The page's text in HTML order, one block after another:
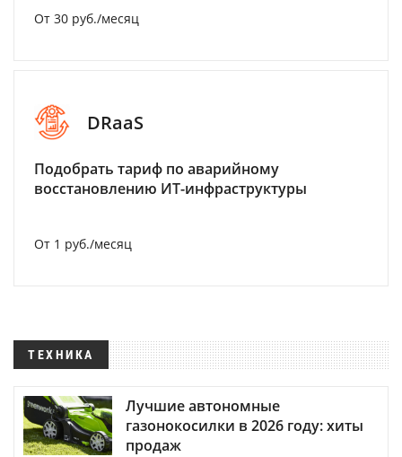
От 30 руб./месяц
DRaaS
Подобрать тариф по аварийному
восстановлению ИТ-инфраструктуры
От 1 руб./месяц
ТЕХНИКА
Лучшие автономные
газонокосилки в 2026 году: хиты
продаж